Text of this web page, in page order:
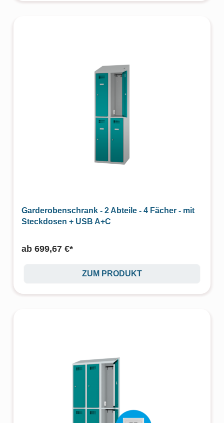
Garderobenschrank - 2 Abteile - 4 Fächer - mit
Steckdosen + USB A+C
ab 699,67 €*
ZUM PRODUKT